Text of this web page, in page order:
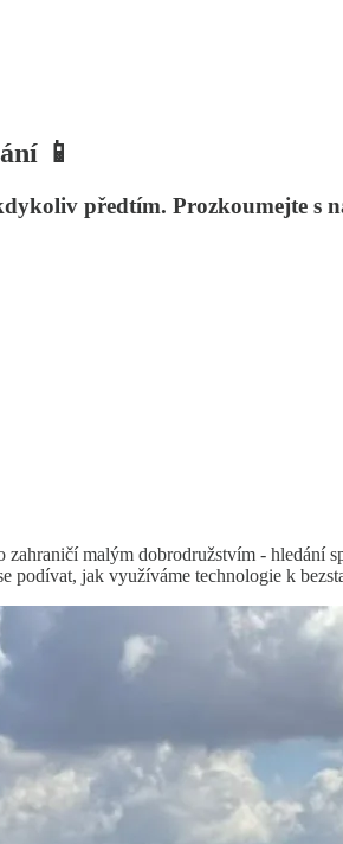
📱
předtím. Prozkoumejte
malým dobrodružstvím -
podívat, jak využíváme technologie k